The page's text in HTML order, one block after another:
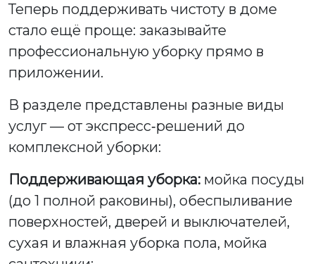
Теперь поддерживать чистоту в доме
стало ещё проще: заказывайте
профессиональную уборку прямо в
приложении.
В разделе представлены разные виды
услуг — от экспресс‑решений до
комплексной уборки:
Поддерживающая уборка: мойка посуды
(до 1 полной раковины), обеспыливание
поверхностей, дверей и выключателей,
сухая и влажная уборка пола, мойка